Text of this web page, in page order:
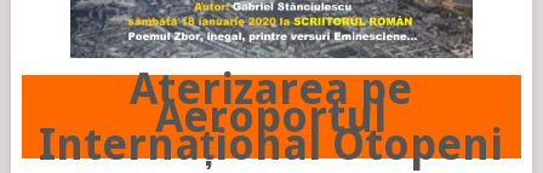
Aterizarea pe
Aeroportul
Internațional Otopeni